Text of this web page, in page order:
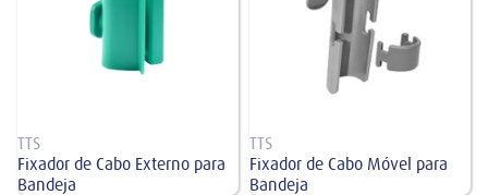
TTS
Fixador de Cabo Externo para
Bandeja
TTS
Fixador de Cabo Móvel para
Bandeja